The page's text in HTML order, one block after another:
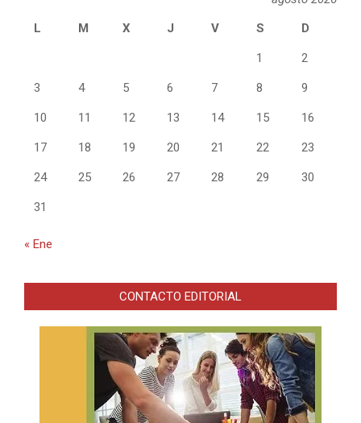
L
M X J V S D
1 2
3 4 5 6 7 8 9
10 11 12 13 14 15 16
17 18 19 20 21 22 23
24 25 26 27 28 29 30
31
« Ene
CONTACTO EDITORIAL